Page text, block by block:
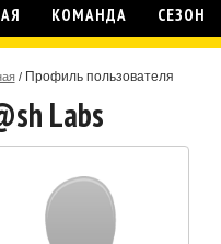
КОМАНДА СЕЗОН
/Профиль пользователя
Labs